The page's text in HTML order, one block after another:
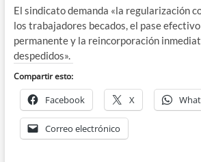
El sindicato demanda «la regularización
los trabajadores becados, el pase efectivo
permanentey la reincorporación
despedidos».
Compartir esto:
Facebook X
Correo electrónico